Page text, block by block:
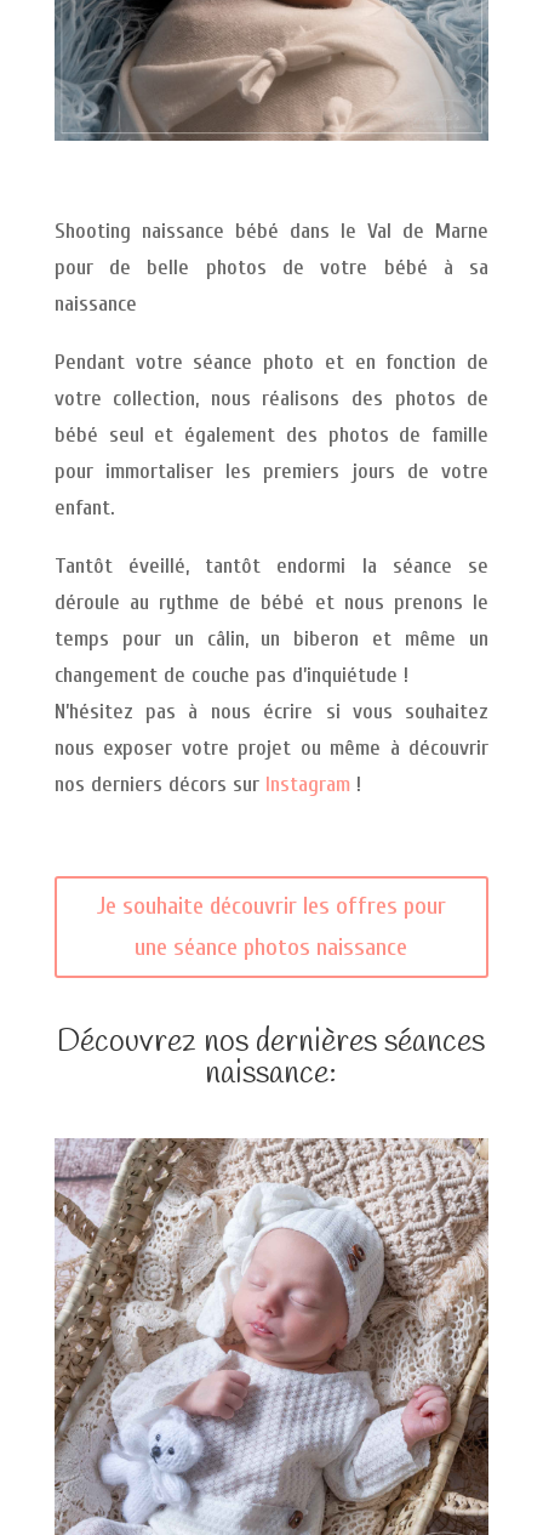
Shooting naissance bébé dans le Val de Marne
pour de belle photos de votre bébé à sa
naissance
Pendant votre séance photo et en fonction de
votre collection, nous réalisons des photos de
bébé seul et également des photos de famille
pour immortaliser les premiers jours de votre
enfant.
Tantôt éveillé, tantôt endormi la séance se
déroule au rythme de bébé et nous prenons le
temps pour un câlin, un biberon et même un
changement de couche pas d’inquiétude !
N’hésitez pas à nous écrire si vous souhaitez
nous exposer votre projet ou même à découvrir
nos derniers décors sur Instagram!
Je souhaite découvrir les offres pour
une séance photos naissance
Découvrez nos dernières séances
naissance: